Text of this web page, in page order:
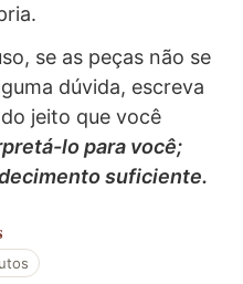
se as peças não se
dúvida, escreva
jeito que você
lo para você;
suficiente.